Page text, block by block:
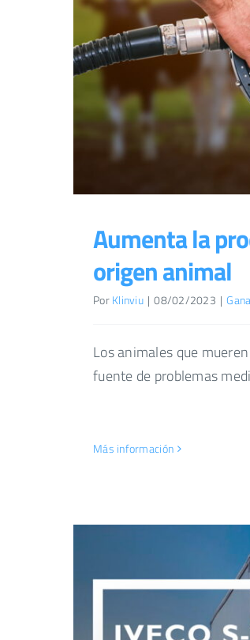
Aumenta la
origen animal
PorKlinviu | 08/02/2023 |
Los animales que
fuente de problemas
Más información